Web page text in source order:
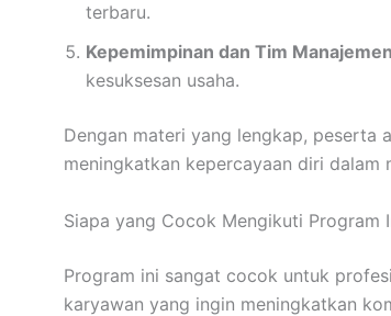
terbaru.
Kepemimpinan dan Tim Manajemen
kesuksesan usaha.
Dengan materi yang lengkap, peserta
meningkatkan kepercayaan diri dalam
Siapa yang Cocok Mengikuti Program
Program ini sangat cocok untuk
karyawan yang ingin meningkatkan